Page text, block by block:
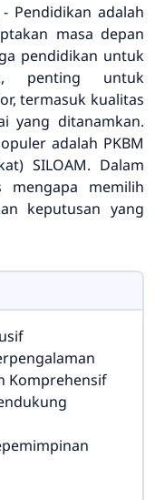
- Pendidikan adalah
masa depan
pendidikan untuk
penting untuk
termasuk kualitas
yang ditanamkan.
adalah PKBM
SILOAM. Dalam
memilih
keputusan yang
Komprehensif